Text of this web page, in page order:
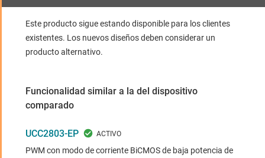
Este producto sigue estando disponible para los clientes
existentes. Los nuevos diseños deben considerar un
producto alternativo.
Funcionalidad similar a la del dispositivo
comparado
UCC2803-EP
PWM con modo de corriente BiCMOS de baja potencia de